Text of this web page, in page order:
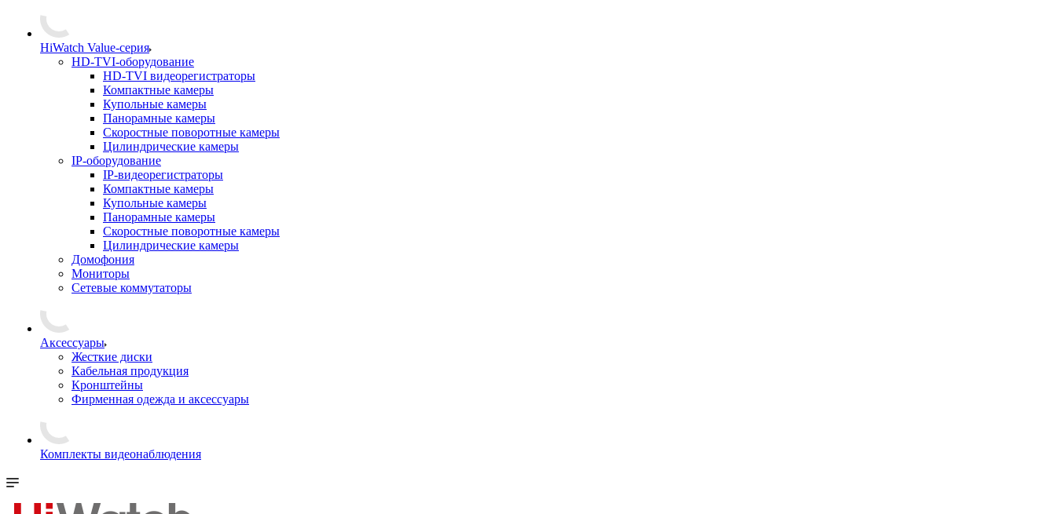
HiWatch Value-серия
HD-TVI-оборудование
HD-TVI видеорегистраторы
Компактные камеры
Купольные камеры
Панорамные камеры
Скоростные поворотные камеры
Цилиндрические камеры
IP-оборудование
IP-видеорегистраторы
Компактные камеры
Купольные камеры
Панорамные камеры
Скоростные поворотные камеры
Цилиндрические камеры
Домофония
Мониторы
Сетевые коммутаторы
Аксессуары
Жесткие диски
Кабельная продукция
Кронштейны
Фирменная одежда и аксессуары
Комплекты видеонаблюдения